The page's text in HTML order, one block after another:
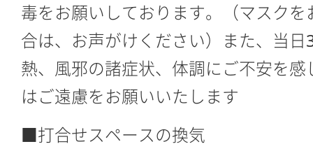
毒をお願いしております。（マスクを
合は、お声がけください）また、当日
熱、風邪の諸症状、体調にご不安を感
はご遠慮をお願いいたします
■打合せスペースの換気